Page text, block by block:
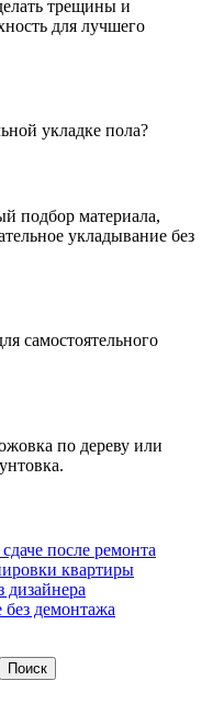
трещины и
для лучшего
укладке пола?
подбор материала,
укладывание без
самостоятельного
по дереву или
после ремонта
квартиры
дизайнера
без демонтажа
Поиск